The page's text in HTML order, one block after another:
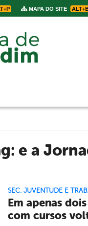
MAPA DO SITE
e a
SEC. JUVENTUDE E
Em apenas
com cursos